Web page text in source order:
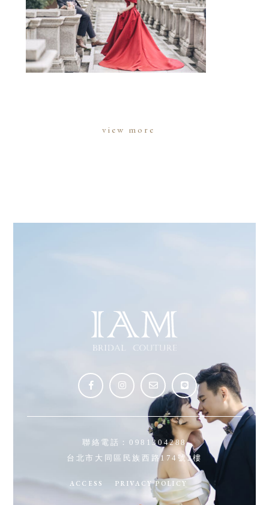
view more
聯絡電話： 0981304288
台北市大同區民族西路174號2樓
ACCESS PRIVACY POLICY